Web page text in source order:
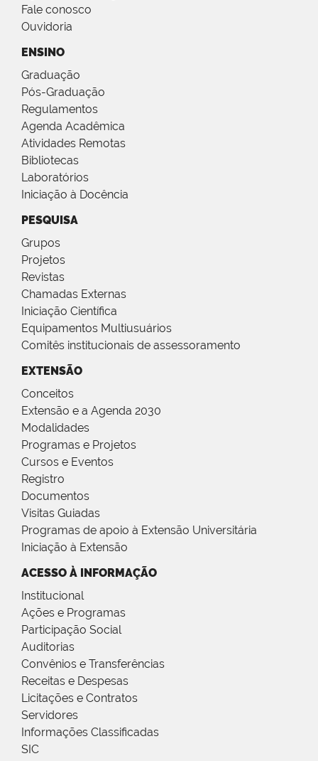
Fale conosco
Ouvidoria
ENSINO
Graduação
Pós-Graduação
Regulamentos
Agenda Acadêmica
Atividades Remotas
Bibliotecas
Laboratórios
Iniciação à Docência
PESQUISA
Grupos
Projetos
Revistas
Chamadas Externas
Iniciação Científica
Equipamentos Multiusuários
Comitês institucionais de assessoramento
EXTENSÃO
Conceitos
Extensão e a Agenda 2030
Modalidades
Programas e Projetos
Cursos e Eventos
Registro
Documentos
Visitas Guiadas
Programas de apoio à Extensão Universitária
Iniciação à Extensão
ACESSO À INFORMAÇÃO
Institucional
Ações e Programas
Participação Social
Auditorias
Convênios e Transferências
Receitas e Despesas
Licitações e Contratos
Servidores
Informações Classificadas
SIC